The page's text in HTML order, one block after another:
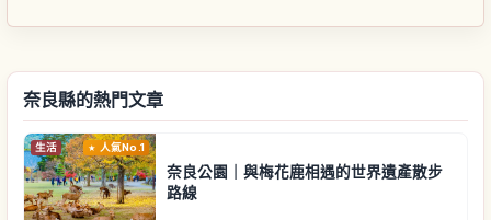
奈良縣的熱門文章
生活 人氣No.1
奈良公園｜與梅花鹿相遇的世界遺產散步
路線